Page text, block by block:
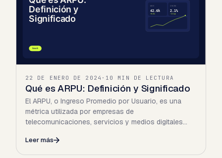
22 DE ENERO DE 2024 · 10 MIN DE LECTURA
Qué es ARPU: Definición y Significado
El ARPU, o Ingreso Promedio por Usuario, es una
métrica utilizada por empresas de
telecomunicaciones, servicios y medios digitales
Leer más